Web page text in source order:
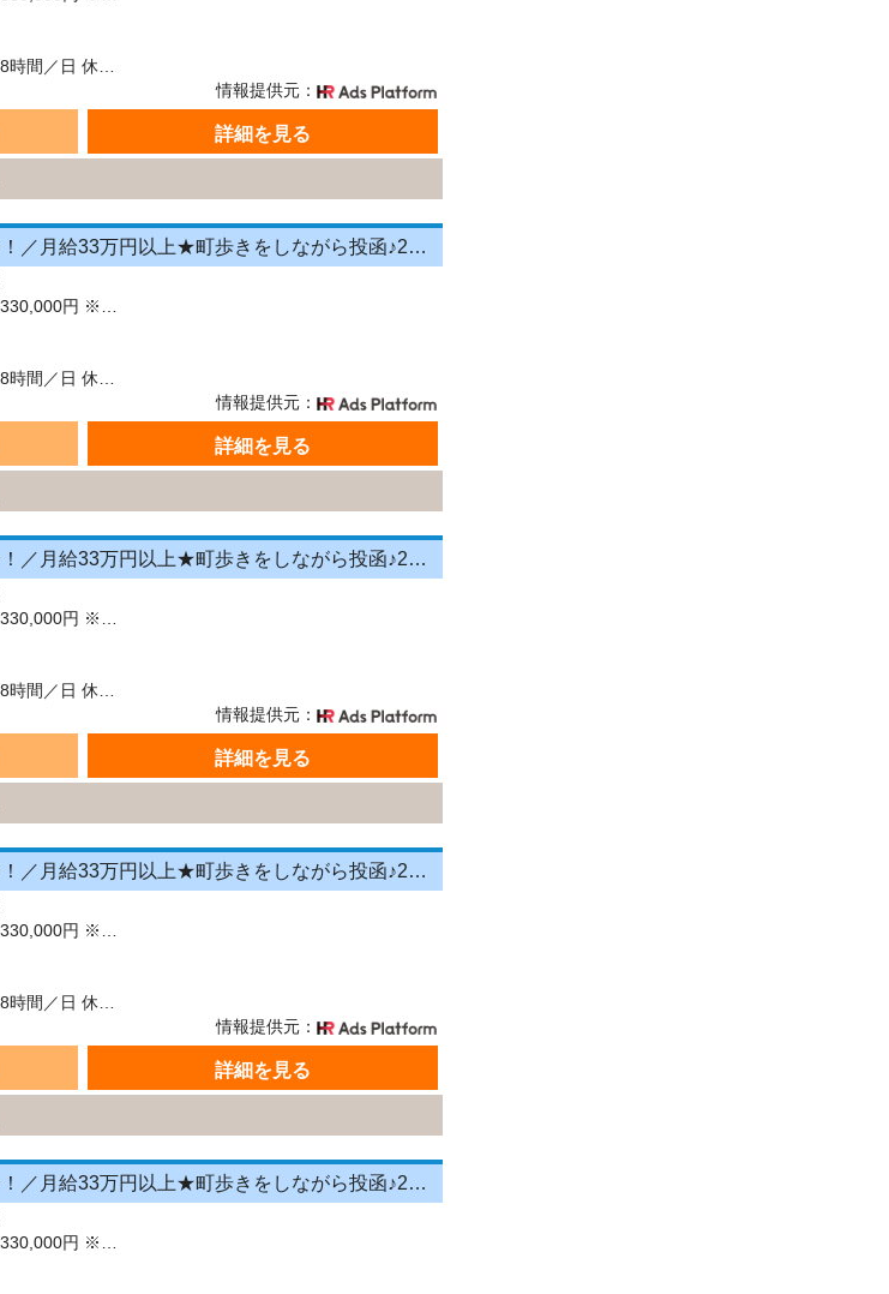
情報提供元：
詳細を見る
＼投函メイン！営業＆残業ナシ！／月給33万円以上★町歩きをしながら投函♪20～50代活躍中☆年間休日125日以上！[26750554]
情報提供元：
詳細を見る
＼投函メイン！営業＆残業ナシ！／月給33万円以上★町歩きをしながら投函♪20～50代活躍中☆年間休日125日以上！[26750553]
情報提供元：
詳細を見る
＼投函メイン！営業＆残業ナシ！／月給33万円以上★町歩きをしながら投函♪20～50代活躍中☆年間休日125日以上！[26750552]
情報提供元：
詳細を見る
＼投函メイン！営業＆残業ナシ！／月給33万円以上★町歩きをしながら投函♪20～50代活躍中☆年間休日125日以上！[26750551]